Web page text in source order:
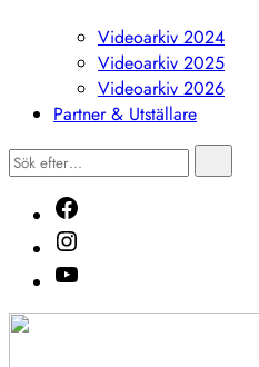
undermenyVideoarkiv 2024
Videoarkiv 2025
Videoarkiv 2026
Partner & Utställare
Sök
efter…